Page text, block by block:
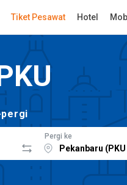
Tiket Pesawat Hotel
Pergi ke